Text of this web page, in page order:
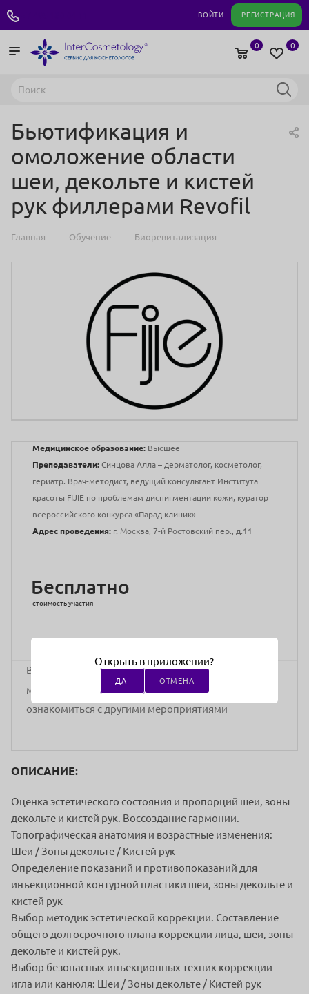
ВОЙТИ РЕГИСТРАЦИЯ
0
0
Бьютификация и
омоложение области
шеи, декольте и кистей
рук филлерами Revofil
Главная — Обучение — Биоревитализация
Медицинское образование: Высшее
Преподаватели: Синцова Алла – дерматолог, косметолог,
гериатр. Врач-методист, ведущий консультант Института
красоты FIJIE по проблемам диспигментации кожи, куратор
всероссийского конкурса «Парад клиник»
Адрес проведения: г. Москва, 7-й Ростовский пер., д.11
Бесплатно
стоимость участия
В ближайшее время проведение данного
мероприятия не планируется. Вы можете
ознакомиться с другими мероприятиями
ОПИСАНИЕ:
Оценка эстетического состояния и пропорций шеи, зоны
декольте и кистей рук. Воссоздание гармонии.
Топографическая анатомия и возрастные изменения:
Шеи / Зоны декольте / Кистей рук
Определение показаний и противопоказаний для
инъекционной контурной пластики шеи, зоны декольте и
кистей рук
Выбор методик эстетической коррекции. Составление
общего долгосрочного плана коррекции лица, шеи, зоны
декольте и кистей рук.
Выбор безопасных инъекционных техник коррекции –
игла или канюля: Шеи / Зоны декольте / Кистей рук
Открыть в приложении?
ДА ОТМЕНА